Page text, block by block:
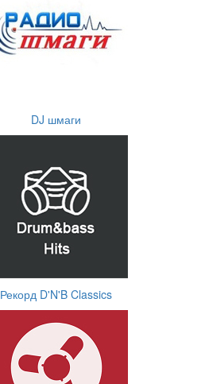
DJ шмаги
Рекорд D'N'B Classics